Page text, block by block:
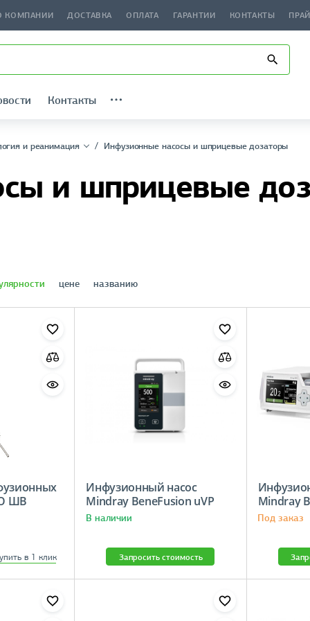
КОМПАНИИ ДОСТАВКА ОПЛАТА ГАРАНТИИ КОНТАКТЫ
Контакты
и реанимация Инфузионные насосы и шприцевые дозаторы
и шприцевые
цене названию
ШВ
в 1 клик
Инфузионный насос
Mindray BeneFusion uVP
В наличии
Запросить стоимость
Mindray
Под заказ